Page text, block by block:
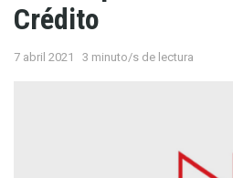
Crédito
7 abril 2021 3 minuto/s de lectura